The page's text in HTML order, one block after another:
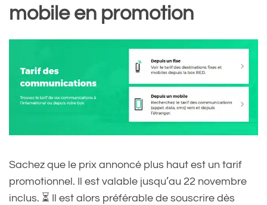
mobile en promotion
Sachez que le prix annoncé plus haut est un tarif
promotionnel. Il est valable jusqu’au 22 novembre
inclus. ⏳ Il est alors préférable de souscrire dès